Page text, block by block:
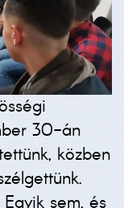
30-án
közben